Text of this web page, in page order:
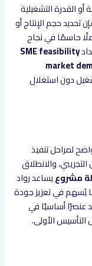
أو القدرة التشغيلية
تحديد حجم الإنتاج أو
حاسمًا في نجاح
SME feasibility
market
دون استغلال
لمراحل تنفيذ
والانطلاق
مشروعيساعد رواد
يُسهم في تعزيز جودة
عنصرًا أساسيًا في
الأولى.